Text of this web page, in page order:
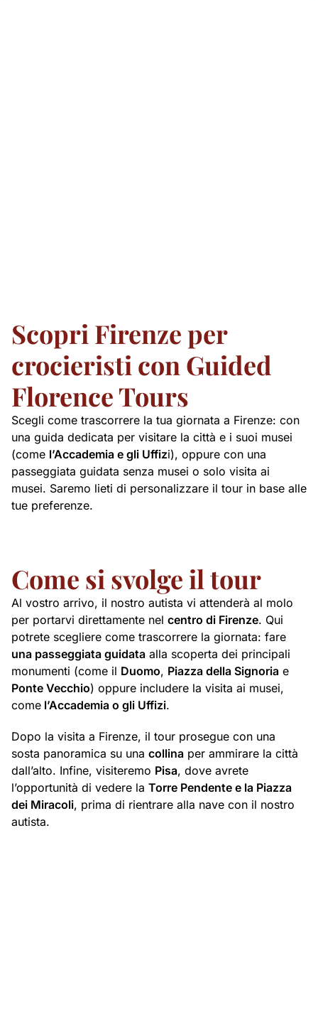
Scopri Firenze per
crocieristi con Guided
Florence Tours
Scegli come trascorrere la tua giornata a Firenze: con
una guida dedicata per visitare la città e i suoi musei
(come l’Accademia e gli Uffizi), oppure con una
passeggiata guidata senza musei o solo visita ai
musei. Saremo lieti di personalizzare il tour in base alle
tue preferenze.
Come si svolge il tour
Al vostro arrivo, il nostro autista vi attenderà al molo
per portarvi direttamente nel centro di Firenze. Qui
potrete scegliere come trascorrere la giornata: fare
una passeggiata guidata alla scoperta dei principali
monumenti (come il Duomo, Piazza della Signoria e
Ponte Vecchio) oppure includere la visita ai musei,
come l’Accademia o gli Uffizi.
Dopo la visita a Firenze, il tour prosegue con una
sosta panoramica su una collina per ammirare la città
dall’alto. Infine, visiteremo Pisa, dove avrete
l’opportunità di vedere la Torre Pendente e la Piazza
dei Miracoli, prima di rientrare alla nave con il nostro
autista.